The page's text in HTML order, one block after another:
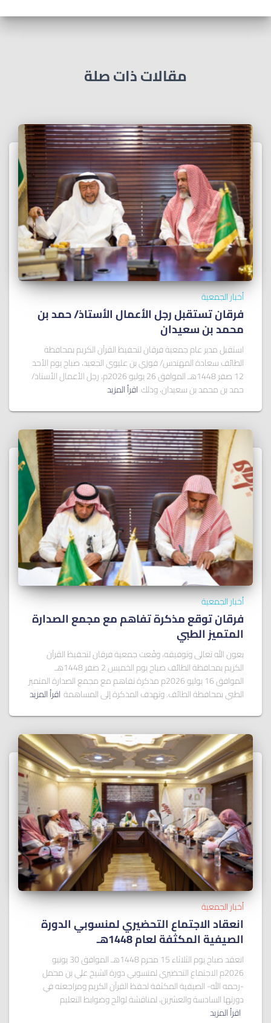
مقالات ذات صلة
أخبار الجمعية
فرقان تستقبل رجل الأعمال الأستاذ/ ﺣﻤﺪ ﺑﻦ
ﻣﺤﻤﺪ ﺑﻦ ﺳﻌﻴﺪان
استقبل مدير عام جمعية فرقان لتحفيظ القرآن الكريم بمحافظة
الطائف سعادة المهندس/ فوزي بن عليوي الجعيد، صباح يوم الأحد
12 صفر 1448هـ الموافق 26 يوليو 2026م، رجل الأعمال الأستاذ/
حمد بن محمد بن سعيدان، وذلك اقرأ المزيد
أخبار الجمعية
فرقان توقع مذكرة تفاهم مع مجمع الصدارة
المتميز الطبي
بعون الله تعالى وتوفيقه، وقّعت جمعية فرقان لتحفيظ القرآن
الكريم بمحافظة الطائف صباح يوم الخميس 2 صفر 1448هـ
الموافق 16 يوليو 2026م مذكرة تفاهم مع مجمع الصدارة المتميز
الطبي بمحافظة الطائف. وتهدف المذكرة إلى المساهمة اقرأ المزيد
أخبار الجمعية
انعقاد الاجتماع التحضيري لمنسوبي الدورة
الصيفية المكثفة لعام 1448هـ
انعقد صباح يوم الثلاثاء 15 محرم 1448هـ الموافق 30 يونيو
2026م الاجتماع التحضيري لمنسوبي دورة الشيخ علي بن محمل
-رحمه الله- الصيفية المكثفة لحفظ القرآن الكريم ومراجعته في
دورتها السادسة والعشرين، لمناقشة لوائح وضوابط التعليم
اقرأ المزيد